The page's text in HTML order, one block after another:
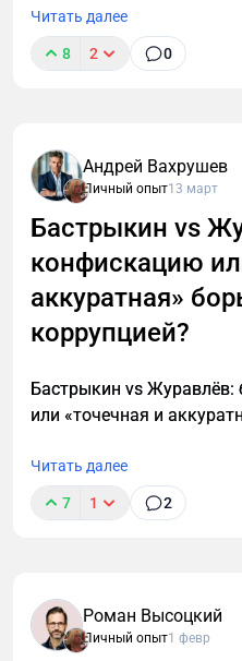
Читать далее
8 2 0
Андрей Вахрушев
Личный опыт13 март
Бастрыкин vs
конфискацию
аккуратная»
коррупцией?
Бастрыкин vs
или «точечная и
Читать далее
7 1 2
Роман Высоцкий
Личный опыт1 февр